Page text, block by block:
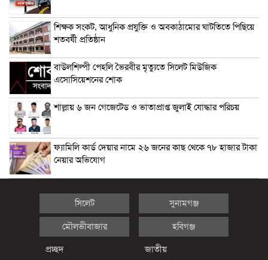
শিক্ষক সংকট, আধুনিক প্রযুক্তি ও অবকাঠামোর ঘাটতিতে পিছিয়ে
শতবর্ষী প্রতিষ্ঠান
বাউলশিল্পী পেহলি ভৈরবীর মৃত্যুতে সিলেট মিউজিক
এসোসিয়েশনের শোক
শাল্লায় ৬ জন গেজেটেড ও ভাতাপ্রাপ্ত জুলাই যোদ্ধার পরিচয়
ফ্যামিলি কার্ড দেয়ার নামে ২৬ জনের কাছ থেকে ৭৮ হাজার টাকা
নেয়ার অভিযোগ
সিলেট সুনামগঞ্জ
মৌলভীবাজার হবিগঞ্জ
প্রচ্ছদ
জাতীয়